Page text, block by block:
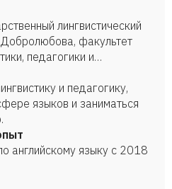
лингвистический
факультет
педагогики и
филологии,
методика преподавания
2023 год.
и педагогику,
языков и заниматься
английскому языку с 2018